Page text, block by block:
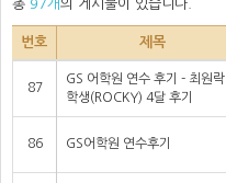
총 97개의 게시물이 있습니다.
번호 제목
87
GS 어학원 연수 후기 - 최원락
학생(ROCKY) 4달 후기
86 GS어학원 연수후기